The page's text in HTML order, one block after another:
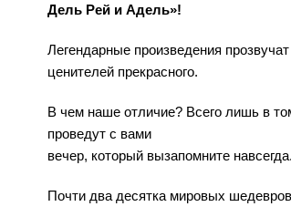
Дель Рей и Адель»!
Легендарные произведения
ценителей прекрасного.
В чем наше отличие? Всего лишь в
проведут с вами
вечер, который вызапомните навсегда.
Почти два десятка мировых